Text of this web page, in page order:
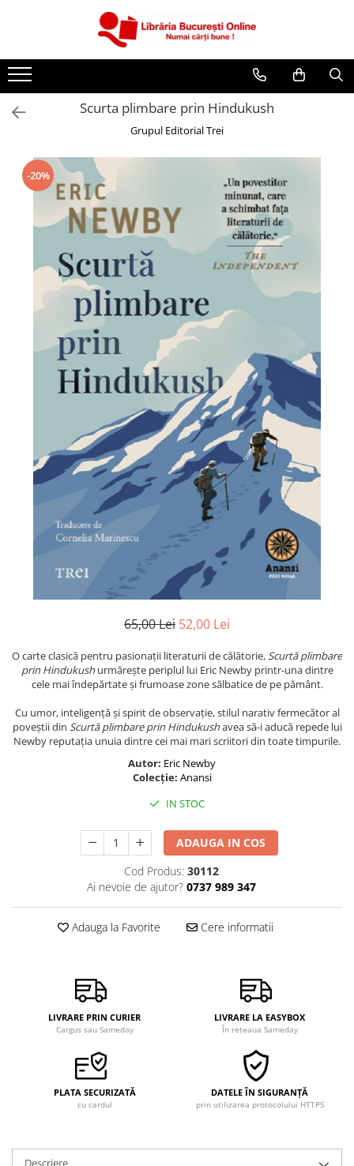
Artă și Enciclopedii
Beletristică
Cărți pentru copii
Cărți pentru tineri
Creșterea copilului
Dezvoltare Personală
Diete și Fitness
Familie și Cuplu
Hobby și Divertisment
Istorie și Civilizații
Istorie și Conspirații
Manuale și Dicționare
Practic. Casă și Grădina
Psihologie
Religie
Știință și Tehnologie
Științe Sociale si Umaniste
Scurta plimbare prin Hindukush
Grupul Editorial Trei
-20%
65,00 Lei 52,00 Lei
O carte clasică pentru pasionații literaturii de călătorie,Scurtă plimbare
prin Hindukushurmărește periplul lui Eric Newby printr-una dintre
cele mai îndepărtate și frumoase zone sălbatice de pe pământ.
​​​​​​​Cu umor, inteligență și spirit de observație, stilul narativ fermecător al
poveștii din Scurtă plimbare prin Hindukushavea să-i aducă repede lui
Newby reputația unuia dintre cei mai mari scriitori din toate timpurile.
Autor: Eric Newby
Colecție: Anansi
IN STOC
ADAUGA IN COS
Cod Produs: 30112
Ai nevoie de ajutor? 0737 989 347
Adauga la Favorite Cere informatii
LIVRARE PRIN CURIER
Cargus sau Sameday
LIVRARE LA EASYBOX
În rețeaua Sameday
PLATA SECURIZATĂ
cu cardul
DATELE ÎN SIGURANȚĂ
prin utilizarea protocolului HTTPS
Descriere